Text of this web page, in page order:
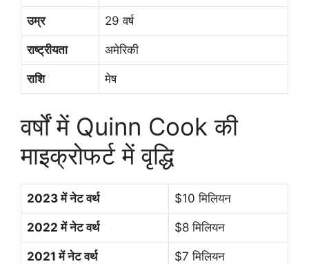
उम्र 29 वर्ष
राष्ट्रीयता अमेरिकी
राशि मेष
वर्षों में Quinn Cook की
माइक्रोफर्ट में वृद्धि
2023 में नेट वर्थ $10 मिलियन
2022 में नेट वर्थ $8 मिलियन
2021 में नेट वर्थ $7 मिलियन